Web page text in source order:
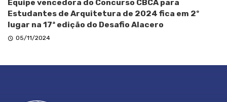
Equipe vencedora do Concurso CBCA para
Estudantes de Arquitetura de 2024 fica em 2º
lugar na 17ª edição do Desafio Alacero
05/11/2024